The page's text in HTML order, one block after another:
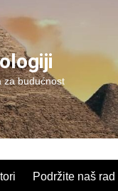
za budućnost
Podržite naš rad